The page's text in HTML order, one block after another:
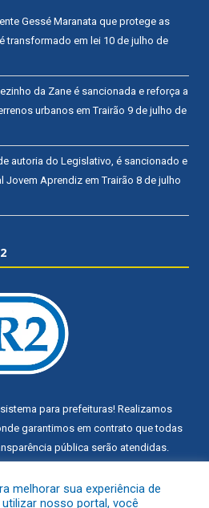
Gessé Maranata que protege as
transformado em lei 10 de julho de
da Zane é sancionada e reforça a
urbanos em Trairão 9 de julho de
autoria do Legislativo, é sancionado e
Jovem Aprendiz em Trairão 8 de julho
sistema para prefeituras! Realizamos
garantimos em contrato que todas
pública serão atendidas.
Transparência Pública
melhorar sua experiência de
nosso portal, você